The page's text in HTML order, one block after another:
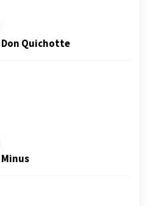
Don Quichotte
Minus